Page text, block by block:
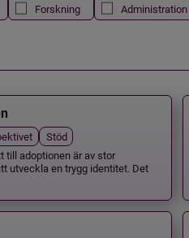
Forskning Administration
Stöd
till adoptionen är av stor
utveckla en trygg identitet. Det